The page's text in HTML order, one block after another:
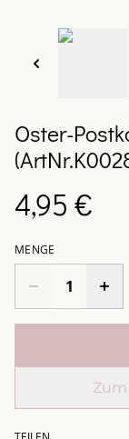
Oster-
4,95 €
MENGE